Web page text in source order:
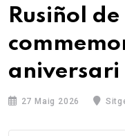
Rusiñol
aniversari
27 Maig 2026